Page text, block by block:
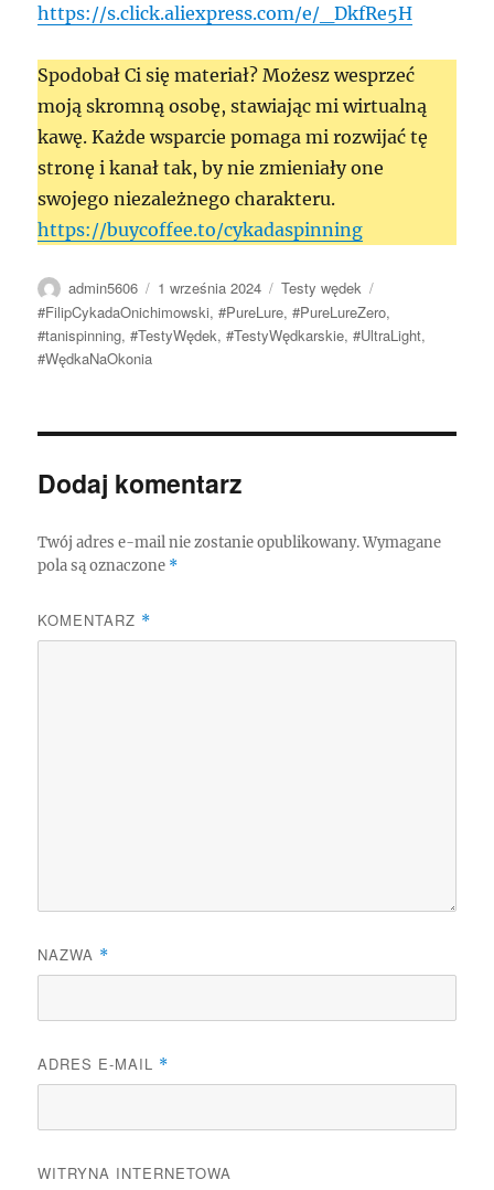
https://s.click.aliexpress.com/e/_DkfRe5H
Spodobał Ci się materiał? Możesz wesprzeć
moją skromną osobę, stawiając mi wirtualną
kawę. Każde wsparcie pomaga mi rozwijać tę
stronę i kanał tak, by nie zmieniały one
swojego niezależnego charakteru.
https://buycoffee.to/cykadaspinning
Autor
admin5606
Data
publikacji
1 września 2024 Kategorie
Testy wędek
#FilipCykadaOnichimowski,#PureLure,#PureLureZero,
#tanispinning,#TestyWędek,#TestyWędkarskie,#UltraLight,
#WędkaNaOkonia
Dodaj komentarz
Twój adres e-mail nie zostanie opublikowany. Wymagane
pola są oznaczone *
KOMENTARZ *
NAZWA *
ADRES E-MAIL *
WITRYNA INTERNETOWA